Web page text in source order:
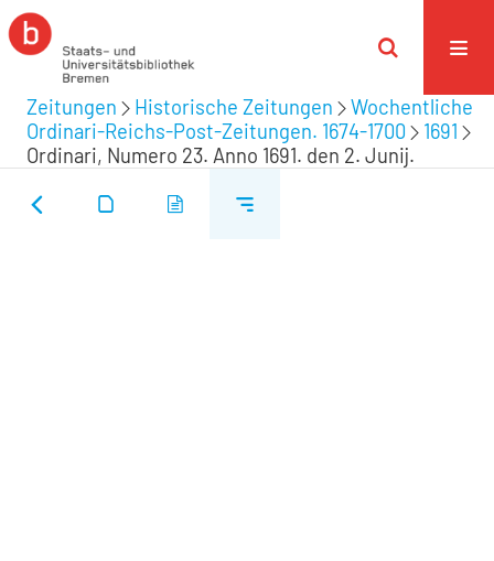
Zeitungen Historische Zeitungen
Wochentliche
Ordinari-Reichs-Post-Zeitungen. 1674-1700
1691
Ordinari, Numero 23. Anno 1691. den 2. Junij.